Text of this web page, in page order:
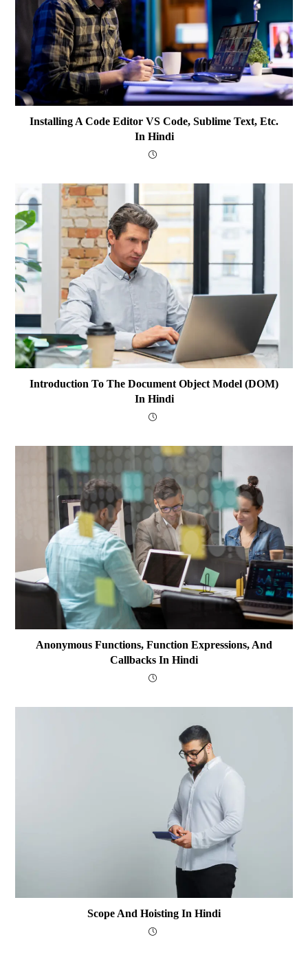
Installing A Code Editor VS Code, Sublime Text, Etc.
In Hindi
Introduction To The Document Object Model (DOM)
In Hindi
Anonymous Functions, Function Expressions, And
Callbacks In Hindi
Scope And Hoisting In Hindi